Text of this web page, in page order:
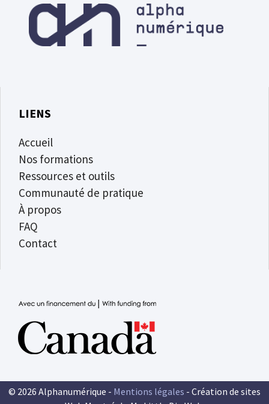
LIENS
Accueil
Nos formations
Ressources et outils
Communauté de pratique
À propos
FAQ
Contact
© 2026 Alphanumérique - Mentions légales - Création de sites